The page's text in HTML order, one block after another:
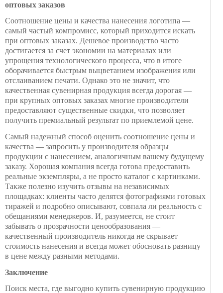
оптовых заказов
Соотношение цены и качества нанесения логотипа —
самый частый компромисс, который приходится искать
при оптовых заказах. Дешевое производство часто
достигается за счет экономии на материалах или
упрощения технологического процесса, что в итоге
оборачивается быстрым выцветанием изображения или
отслаиванием печати. Однако это не значит, что
качественная сувенирная продукция всегда дорогая —
при крупных оптовых заказах многие производители
предоставляют существенные скидки, что позволяет
получить премиальный результат по приемлемой цене.
Самый надежный способ оценить соотношение цены и
качества — запросить у производителя образцы
продукции с нанесением, аналогичным вашему будущему
заказу. Хорошая компания всегда готова предоставить
реальные экземпляры, а не просто каталог с картинками.
Также полезно изучить отзывы на независимых
площадках: клиенты часто делятся фотографиями готовых
тиражей и подробно описывают, совпала ли реальность с
обещаниями менеджеров. И, разумеется, не стоит
забывать о прозрачности ценообразования —
качественный производитель никогда не скрывает
стоимость нанесения и всегда может обосновать разницу
в цене между разными методами.
Заключение
Поиск места, где выгодно купить сувенирную продукцию